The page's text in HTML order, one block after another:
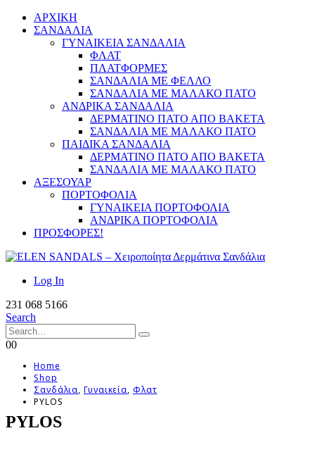
ΑΡΧΙΚΗ
ΣΑΝΔΑΛΙΑ
ΓΥΝΑΙΚΕΙΑ ΣΑΝΔΑΛΙΑ
ΦΛΑΤ
ΠΛΑΤΦΟΡΜΕΣ
ΣΑΝΔΑΛΙΑ ΜΕ ΦΕΛΛΟ
ΣΑΝΔΑΛΙΑ ΜΕ ΜΑΛΑΚΟ ΠΑΤΟ
ΑΝΔΡΙΚΑ ΣΑΝΔΑΛΙΑ
ΔΕΡΜΑΤΙΝΟ ΠΑΤΟ ΑΠΟ ΒΑΚΕΤΑ
ΣΑΝΔΑΛΙΑ ΜΕ ΜΑΛΑΚΟ ΠΑΤΟ
ΠΑΙΔΙΚΑ ΣΑΝΔΑΛΙΑ
ΔΕΡΜΑΤΙΝΟ ΠΑΤΟ ΑΠΟ ΒΑΚΕΤΑ
ΣΑΝΔΑΛΙΑ ΜΕ ΜΑΛΑΚΟ ΠΑΤΟ
ΑΞΕΣΟΥΑΡ
ΠΟΡΤΟΦΟΛΙΑ
ΓΥΝΑΙΚΕΙΑ ΠΟΡΤΟΦΟΛΙΑ
ΑΝΔΡΙΚΑ ΠΟΡΤΟΦΟΛΙΑ
ΠΡΟΣΦΟΡΕΣ!
Log In
231 068 5166
Search
00
Home
Shop
Σανδάλια,Γυναικεία, Φλατ
PYLOS
PYLOS